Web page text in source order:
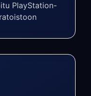
PlayStation-